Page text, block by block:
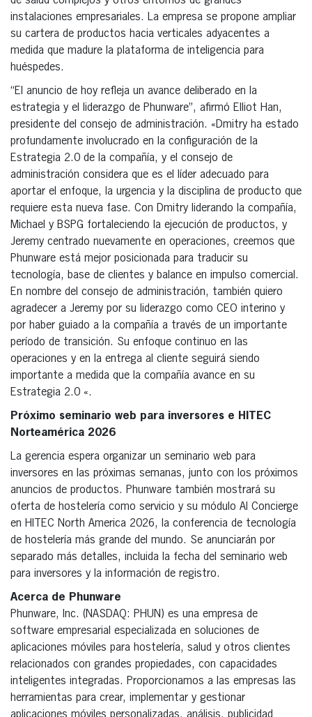
instalaciones empresariales. La empresa se propone ampliar
su cartera de productos hacia verticales adyacentes a
medida que madure la plataforma de inteligencia para
huéspedes.
“El anuncio de hoy refleja un avance deliberado en la
estrategia y el liderazgo de Phunware”, afirmó Elliot Han,
presidente del consejo de administración. «Dmitry ha estado
profundamente involucrado en la configuración de la
Estrategia 2.0 de la compañía, y el consejo de
administración considera que es el líder adecuado para
aportar el enfoque, la urgencia y la disciplina de producto que
requiere esta nueva fase. Con Dmitry liderando la compañía,
Michael y BSPG fortaleciendo la ejecución de productos, y
Jeremy centrado nuevamente en operaciones, creemos que
Phunware está mejor posicionada para traducir su
tecnología, base de clientes y balance en impulso comercial.
En nombre del consejo de administración, también quiero
agradecer a Jeremy por su liderazgo como CEO interino y
por haber guiado a la compañía a través de un importante
período de transición. Su enfoque continuo en las
operaciones y en la entrega al cliente seguirá siendo
importante a medida que la compañía avance en su
Estrategia 2.0 «.
Próximo seminario web para inversores e HITEC
Norteamérica 2026
La gerencia espera organizar un seminario web para
inversores en las próximas semanas, junto con los próximos
anuncios de productos. Phunware también mostrará su
oferta de hostelería como servicio y su módulo AI Concierge
en HITEC North America 2026, la conferencia de tecnología
de hostelería más grande del mundo. Se anunciarán por
separado más detalles, incluida la fecha del seminario web
para inversores y la información de registro.
Acerca de Phunware
Phunware, Inc. (NASDAQ: PHUN) es una empresa de
software empresarial especializada en soluciones de
aplicaciones móviles para hostelería, salud y otros clientes
relacionados con grandes propiedades, con capacidades
inteligentes integradas. Proporcionamos a las empresas las
herramientas para crear, implementar y gestionar
aplicaciones móviles personalizadas, análisis, publicidad